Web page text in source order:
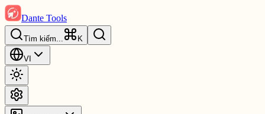
Dante Tools
Tìm kiếm... K
VI